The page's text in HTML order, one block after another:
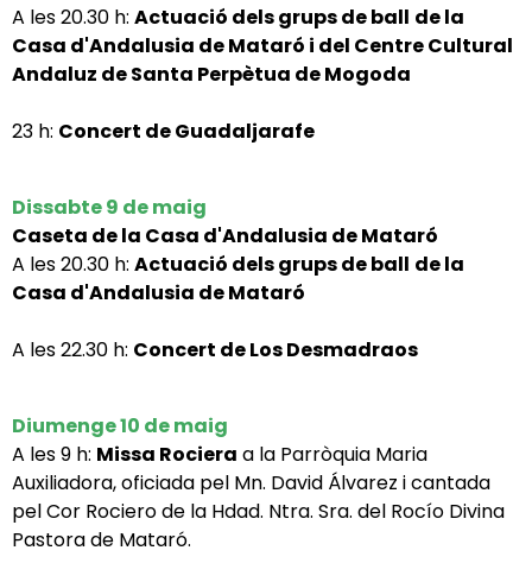
A les 20.30 h: Actuació dels grups de ball de la
Casa d'Andalusia de Mataró i del Centre Cultural
Andaluz de Santa Perpètua de Mogoda
23 h: Concert deGuadaljarafe
Dissabte 9 de maig
Caseta de la Casa d'Andalusia de Mataró
A les 20.30 h: Actuació dels grups de ball de la
Casa d'Andalusia de Mataró
A les 22.30 h: Concert de Los Desmadraos
Diumenge 10 de maig
A les 9 h: Missa Rociera a la Parròquia Maria
Auxiliadora, oficiada pel Mn. David Álvarez i cantada
pel Cor Rociero de la Hdad. Ntra. Sra. del Rocío Divina
Pastora de Mataró.